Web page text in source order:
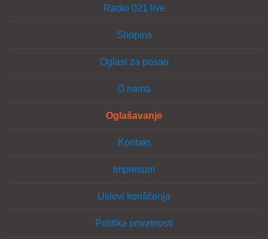
Radio 021 live
Shopins
Oglasi za posao
O nama
Oglašavanje
Kontakt
Impresum
Uslovi korišćenja
Politika privatnosti